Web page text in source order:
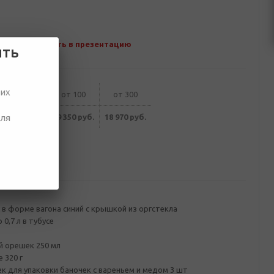
Добавить в презентацию
от 100 от 300
19 730 руб. 19 350 руб. 18 970 руб.
форме вагона синий с крышкой из оргстекла
л в тубусе
орешек 250 мл
320 г
для упаковки баночек с вареньем и медом 3 шт